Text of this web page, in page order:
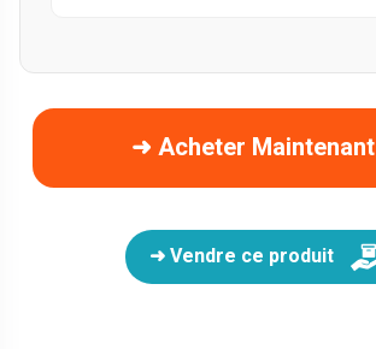
➜ Acheter Maintenant
➜ Vendre ce produit